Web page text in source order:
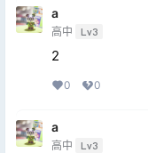
a
高中 Lv3
2
0 0
a
高中 Lv3